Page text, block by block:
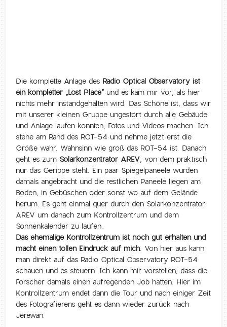
Die komplette Anlage des Radio Optical Observatory ist
ein kompletter „Lost Place“ und es kam mir vor, als hier
nichts mehr instandgehalten wird. Das Schöne ist, dass wir
mit unserer kleinen Gruppe ungestört durch alle Gebäude
und Anlage laufen konnten, Fotos und Videos machen. Ich
stehe am Rand des ROT-54 und nehme jetzt erst die
Größe wahr. Wahnsinn wie groß das ROT-54 ist. Danach
geht es zum Solarkonzentrator AREV, von dem praktisch
nur das Gerippe steht. Ein paar Spiegelpaneele wurden
damals angebracht und die restlichen Paneele liegen am
Boden, in Gebüschen oder sonst wo auf dem Gelände
herum. Es geht einmal quer durch den Solarkonzentrator
AREV um danach zum Kontrollzentrum und dem
Sonnenkalender zu laufen.
Das ehemalige Kontrollzentrum ist noch gut erhalten und
macht einen tollen Eindruck auf mich. Von hier aus kann
man direkt auf das Radio Optical Observatory ROT-54
schauen und es steuern. Ich kann mir vorstellen, dass die
Forscher damals einen aufregenden Job hatten. Hier im
Kontrollzentrum endet dann die Tour und nach einiger Zeit
des Fotografierens geht es dann wieder zurück nach
Jerewan.